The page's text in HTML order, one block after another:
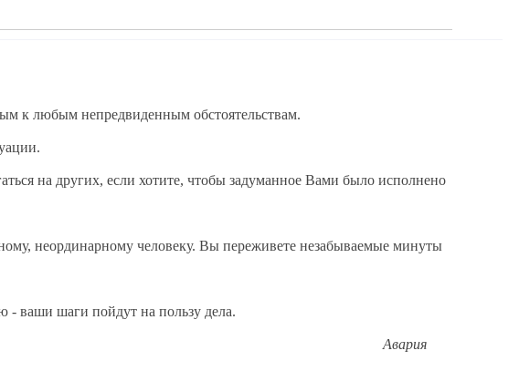
к любым непредвиденным обстоятельствам.
на других, если хотите, чтобы задуманное Вами было исполнено
неординарному человеку. Вы переживете незабываемые минуты
- ваши шаги пойдут на пользу дела.
Авария